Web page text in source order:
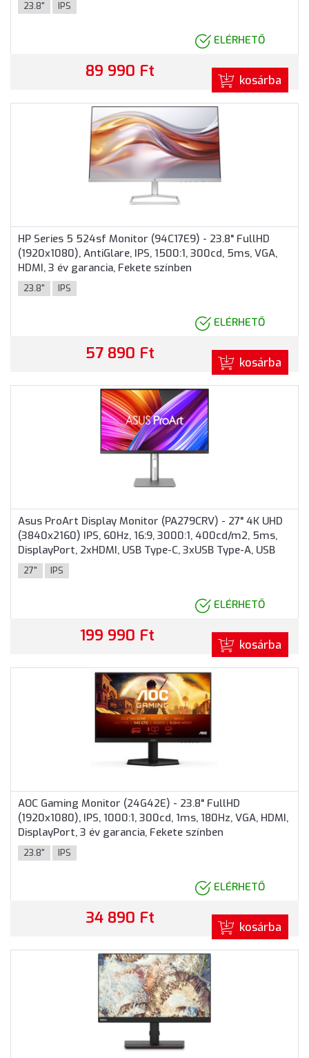
23.8" IPS
ELÉRHETŐ
89 990 Ft kosárba
HP Series 5 524sf Monitor (94C17E9) - 23.8" FullHD
(1920x1080), AntiGlare, IPS, 1500:1, 300cd, 5ms, VGA,
HDMI, 3 év garancia, Fekete színben
23.8" IPS
ELÉRHETŐ
57 890 Ft kosárba
Asus ProArt Display Monitor (PA279CRV) - 27" 4K UHD
(3840x2160) IPS, 60Hz, 16:9, 3000:1, 400cd/m2, 5ms,
DisplayPort, 2xHDMI, USB Type-C, 3xUSB Type-A, USB
Type-C, 3 év garancia, Ezüst színben
27" IPS
ELÉRHETŐ
199 990 Ft kosárba
AOC Gaming Monitor (24G42E) - 23.8" FullHD
(1920x1080), IPS, 1000:1, 300cd, 1ms, 180Hz, VGA, HDMI,
DisplayPort, 3 év garancia, Fekete színben
23.8" IPS
ELÉRHETŐ
34 890 Ft kosárba